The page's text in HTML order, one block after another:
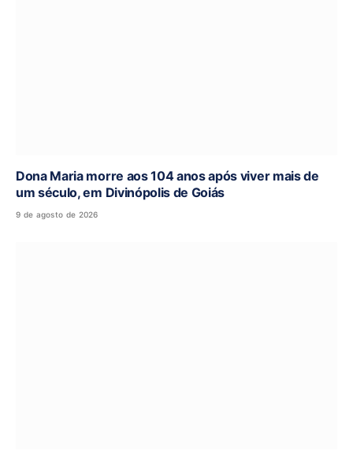
Dona Maria morre aos 104 anos após viver mais de
um século, em Divinópolis de Goiás
9 de agosto de 2026